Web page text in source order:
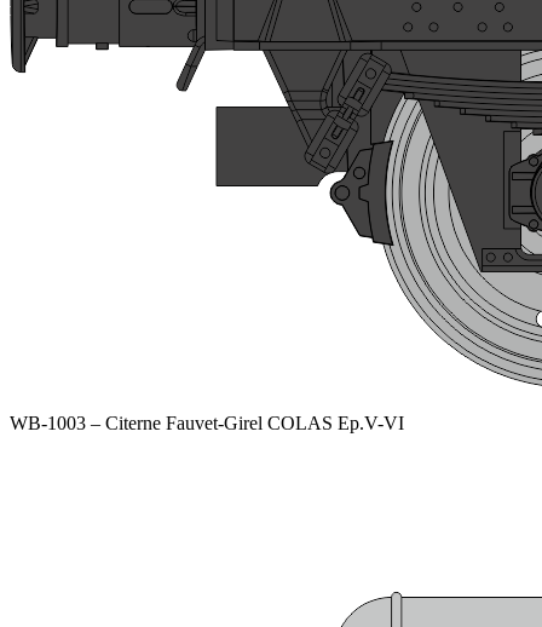
WB-1003 – Citerne Fauvet-Girel COLAS Ep.V-VI